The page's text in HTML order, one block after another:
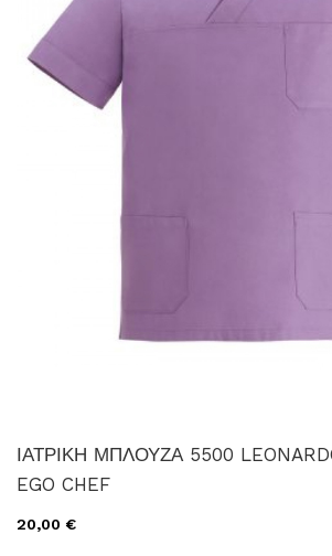
ΙΑΤΡΙΚΗ ΜΠΛΟΥΖΑ 5500
EGO CHEF
20,00 €